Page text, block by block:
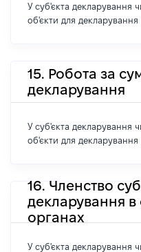
У суб'єкта декларування
об'єкти для декларування
15. Робота за
декларування
У суб'єкта декларування
об'єкти для декларування
16. Членство
декларування в
органах
У суб'єкта декларування